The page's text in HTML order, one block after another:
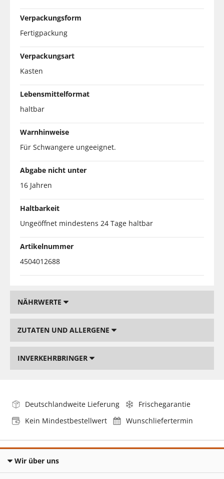
Verpackungsform
Fertigpackung
Verpackungsart
Kasten
Lebensmittelformat
haltbar
Warnhinweise
Für Schwangere ungeeignet.
Abgabe nicht unter
16 Jahren
Haltbarkeit
Ungeöffnet mindestens 24 Tage haltbar
Artikelnummer
4504012688
NÄHRWERTE
ZUTATEN UND ALLERGENE
INVERKEHRBRINGER
Deutschlandweite Lieferung
Frischegarantie
Kein Mindestbestellwert
Wunschliefertermin
Wir über uns